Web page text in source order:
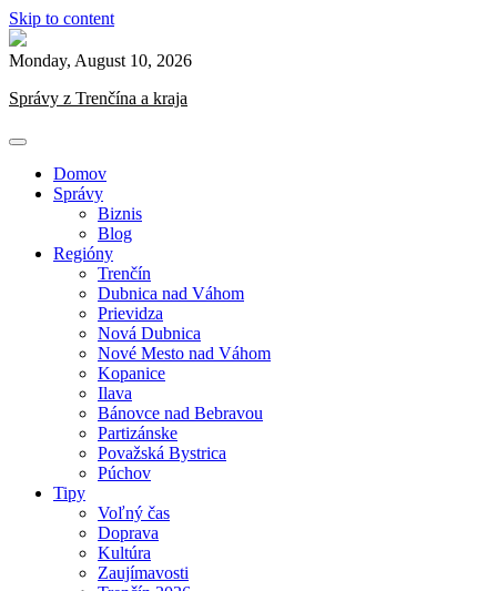
Skip to content
Monday, August 10, 2026
Správy z Trenčína a kraja
Domov
Správy
Biznis
Blog
Regióny
Trenčín
Dubnica nad Váhom
Prievidza
Nová Dubnica
Nové Mesto nad Váhom
Kopanice
Ilava
Bánovce nad Bebravou
Partizánske
Považská Bystrica
Púchov
Tipy
Voľný čas
Doprava
Kultúra
Zaujímavosti